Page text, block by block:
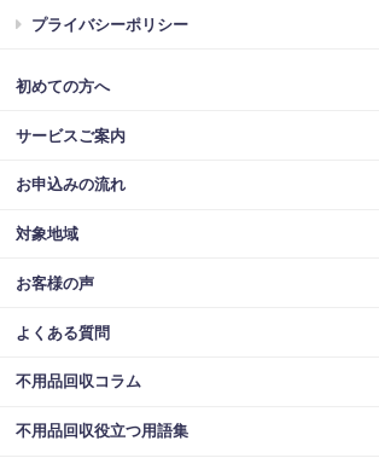
プライバシーポリシー
初めての方へ
サービスご案内
お申込みの流れ
対象地域
お客様の声
よくある質問
不用品回収コラム
不用品回収役立つ用語集